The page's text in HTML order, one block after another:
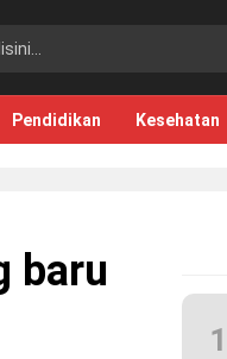
Pendidikan Kesehatan
baru
1